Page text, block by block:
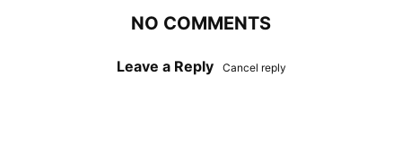
NO COMMENTS
Leave a Reply Cancel reply